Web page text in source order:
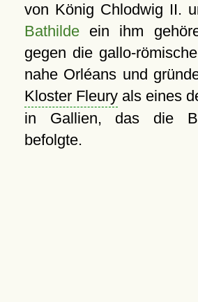
von König Chlodwig II.
Bathildeein ihm
gegen die gallo-
nahe Orléans und
Kloster Fleuryals eines
in Gallien, das die
befolgte.